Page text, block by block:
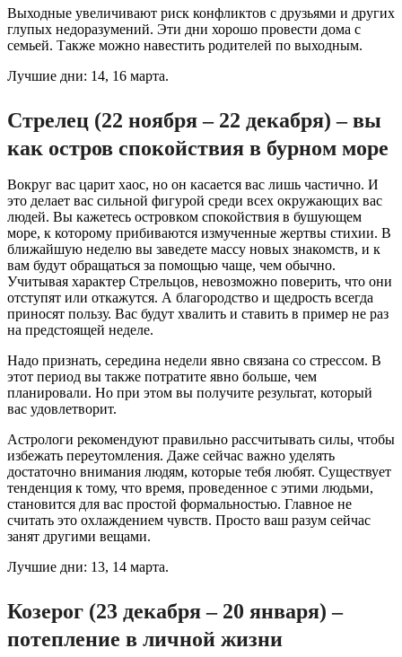
Выходные увеличивают риск конфликтов с друзьями и других
глупых недоразумений. Эти дни хорошо провести дома с
семьей. Также можно навестить родителей по выходным.
Лучшие дни: 14, 16 марта.
Стрелец (22 ноября – 22 декабря) – вы
как остров спокойствия в бурном море
Вокруг вас царит хаос, но он касается вас лишь частично. И
это делает вас сильной фигурой среди всех окружающих вас
людей. Вы кажетесь островком спокойствия в бушующем
море, к которому прибиваются измученные жертвы стихии. В
ближайшую неделю вы заведете массу новых знакомств, и к
вам будут обращаться за помощью чаще, чем обычно.
Учитывая характер Стрельцов, невозможно поверить, что они
отступят или откажутся. А благородство и щедрость всегда
приносят пользу. Вас будут хвалить и ставить в пример не раз
на предстоящей неделе.
Надо признать, середина недели явно связана со стрессом. В
этот период вы также потратите явно больше, чем
планировали. Но при этом вы получите результат, который
вас удовлетворит.
Астрологи рекомендуют правильно рассчитывать силы, чтобы
избежать переутомления. Даже сейчас важно уделять
достаточно внимания людям, которые тебя любят. Существует
тенденция к тому, что время, проведенное с этими людьми,
становится для вас простой формальностью. Главное не
считать это охлаждением чувств. Просто ваш разум сейчас
занят другими вещами.
Лучшие дни: 13, 14 марта.
Козерог (23 декабря – 20 января) –
потепление в личной жизни